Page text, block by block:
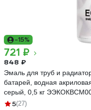
-15%
721 ₽
848 ₽
Эмаль для труб и
батарей, водная
серый, 0,5 кг
5(27)